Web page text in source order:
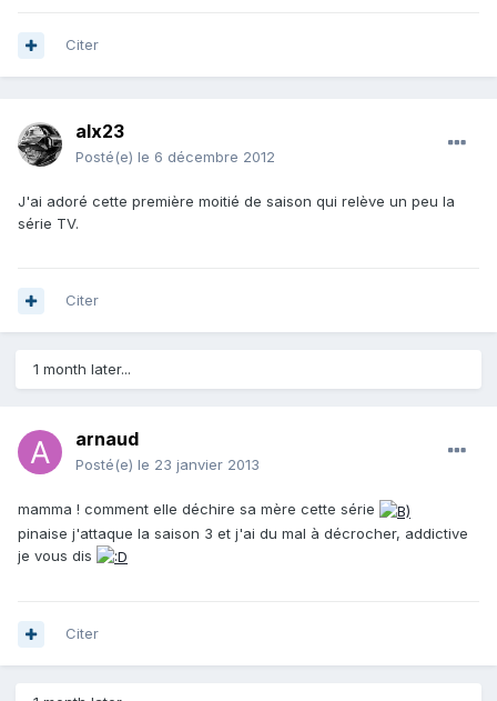
Citer
alx23
Posté(e) le 6 décembre 2012
J'ai adoré cette première moitié de saison qui relève un peu la
série TV.
Citer
1 month later...
arnaud
Posté(e) le 23 janvier 2013
mamma ! comment elle déchire sa mère cette série
pinaise j'attaque la saison 3 et j'ai du mal à décrocher, addictive
je vous dis
Citer